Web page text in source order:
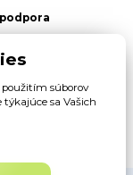
použitím súborov
sa Vašich